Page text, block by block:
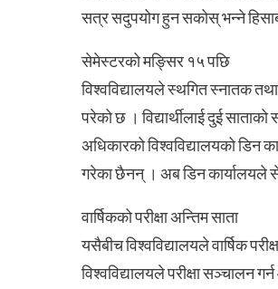
सत्र सदुपयोग हुन सकोस् भन्ने
सेमेस्टरको मङ्सिर १५ पछि
विश्वविद्यालयले स्थगित स्नातक
परेको छ । विद्यार्थीलाई दुई साताको
अधिकारको विश्वविद्यालयको डिन
गरेका छैनन् । अब डिन कार्यालयले
वार्षिकको परीक्षा अन्तिम साता
यसैबीच विश्वविद्यालयले वार्षिक
विश्वविद्यालयले परीक्षा सञ्चालन